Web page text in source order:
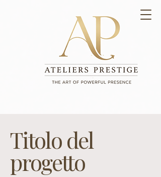
Titolo del
progetto